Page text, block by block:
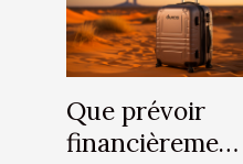
Que prévoir
financièrement